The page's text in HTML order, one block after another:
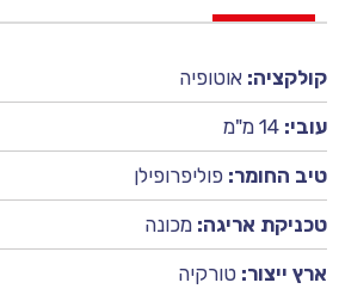
קולקציה: אוטופיה
עובי: 14 מ"מ
טיב החומר: פוליפרופילן
טכניקת אריגה: מכונה
ארץ ייצור: טורקיה